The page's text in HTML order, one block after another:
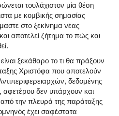
τουλάχιστον μία θέση
με κομβικής σημασίας
στο ξεκίνημα νέας
αποτελεί ζήτημα το πώς και
ξεκάθαρο το τι θα πράξουν
Χριστόφα που αποτελούν
δεδομένης
αφετέρου δεν υπάρχουν και
από την πλευρά της παράταξης
έχει σαφέστατα